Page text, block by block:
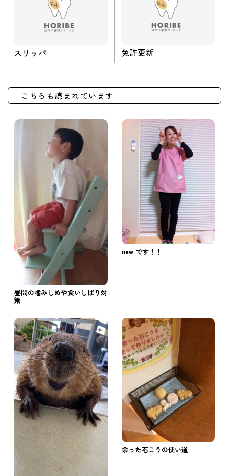
スリッパ 免許更新
こちらも読まれています
昼間の噛みしめや食いしばり対
策
new です！！
余った石こうの使い道